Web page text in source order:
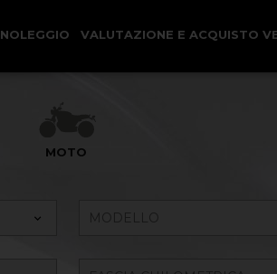
NOLEGGIO VALUTAZIONE E ACQUISTO
MOTO